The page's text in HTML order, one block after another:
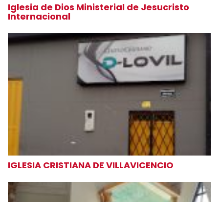
Iglesia de Dios Ministerial de Jesucristo
Internacional
IGLESIA CRISTIANA DE VILLAVICENCIO